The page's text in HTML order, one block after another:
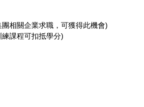
相關企業求職，可獲得此機會)
練課程可扣抵學分)